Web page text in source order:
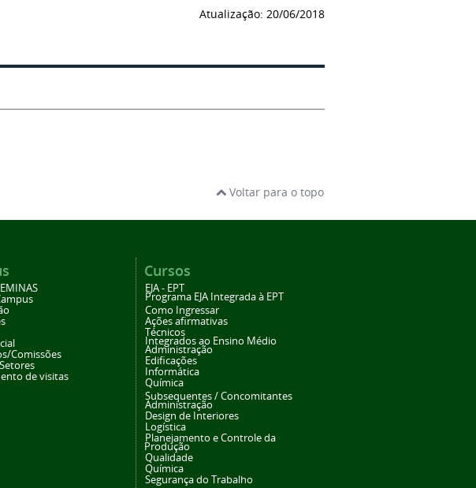
Atualização: 20/06/2018
Voltar para o topo
Comissões
de visitas
Cursos
EJA - EPT
Programa EJA Integrada à EPT
Como Ingressar
Ações afirmativas
Técnicos
Integrados ao Ensino Médio
Administração
Edificações
Informática
Química
Subsequentes / Concomitantes
Administração
Design de Interiores
Logística
Planejamento e Controle da
Produção
Qualidade
Química
Segurança do Trabalho